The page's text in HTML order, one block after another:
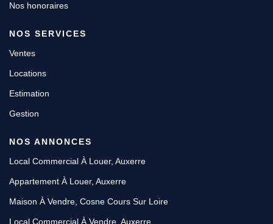
Nos honoraires
NOS SERVICES
Ventes
Locations
Estimation
Gestion
NOS ANNONCES
Local Commercial À Louer, Auxerre
Appartement À Louer, Auxerre
Maison À Vendre, Cosne Cours Sur Loire
Local Commercial À Vendre, Auxerre